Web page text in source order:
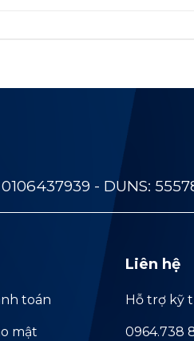
- DUNS:
toán
mật
Liên hệ
Hỗ trợ kỹ
0964.738